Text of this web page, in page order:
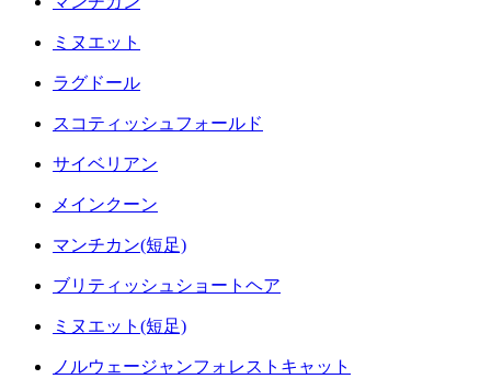
ミヌエット
ラグドール
スコティッシュフォールド
サイベリアン
メインクーン
マンチカン(短足)
ブリティッシュショートヘア
ミヌエット(短足)
ノルウェージャンフォレストキャット